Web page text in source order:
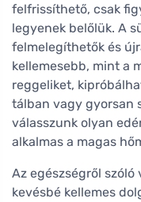
felfrissíthető, csak
legyenek belőlük. A
felmelegíthetők és
kellemesebb, mint a
reggeliket,
tálban vagy gyorsan
válasszunk olyan
alkalmas a magas
Az egészségről
kevésbé kellemes